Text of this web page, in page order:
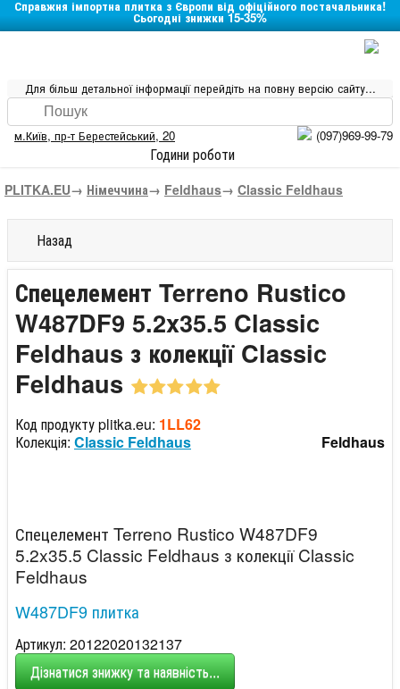
Справжня імпортна плитка з Європи від офіційного постачальника!
Сьогодні знижки 15-35%
Для більш детальної інформації перейдіть на повну версію сайту...
м.Київ, пр-т Берестейський, 20 (097)969-99-79
Години роботи
PLITKA.EU→ Німеччина→ Feldhaus→ Classic Feldhaus
Назад
Спецелемент Terreno Rustico
W487DF9 5.2x35.5 Classic
Feldhaus з колекції Classic
Feldhaus
Код продукту plitka.eu: 1LL62
Колекція: Classic Feldhaus Feldhaus
Спецелемент Terreno Rustico W487DF9
5.2x35.5 Classic Feldhaus з колекції Classic
Feldhaus
W487DF9 плитка
Артикул: 20122020132137
Дізнатися знижку та наявність...